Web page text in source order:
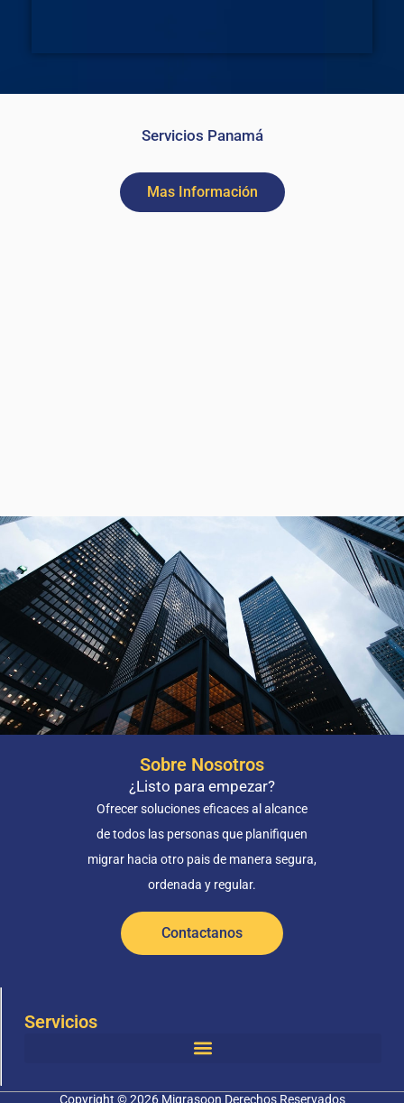
Servicios Panamá
Mas Información
Sobre Nosotros
¿Listo para empezar?
Ofrecer soluciones eficaces al alcance
de todos las personas que planifiquen
migrar hacia otro pais de manera segura,
ordenada y regular.
Contactanos
Contactanos
Servicios
Copyright © 2026 Migrasoon Derechos Reservados